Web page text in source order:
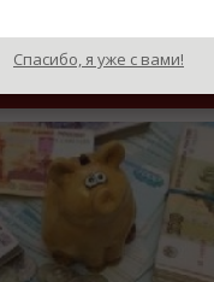
Спасибо, я уже с вами!